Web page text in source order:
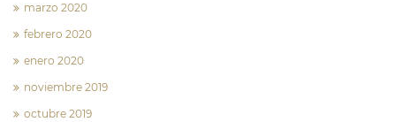
marzo 2020
febrero 2020
enero 2020
noviembre 2019
octubre 2019